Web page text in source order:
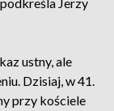
ustny, ale
Dzisiaj, w 41.
przy kościele